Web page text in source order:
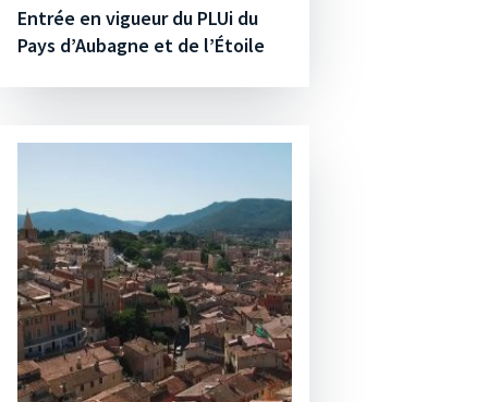
Entrée en vigueur du PLUi du
Pays d’Aubagne et de l’Étoile